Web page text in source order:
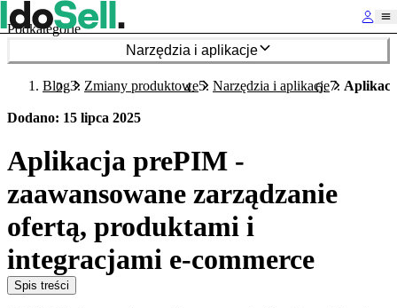
Podkategorie
Narzędzia i aplikacje
Blog Zmiany produktowe Narzędzia i aplikacje
Dodano: 15 lipca 2025
Aplikacja prePIM -
zaawansowane zarządzanie
ofertą, produktami i
integracjami e-commerce
Spis treści